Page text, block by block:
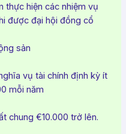
thực hiện các nhiệm vụ
được đại hội đồng cổ
sản
vụ tài chính định kỳ ít
mỗi năm
chung €10.000 trở lên.